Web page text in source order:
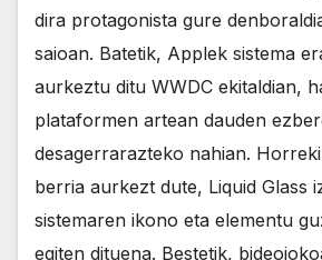
dira protagonista gure
saioan. Batetik, Applek sistema
aurkeztu ditu WWDC ekitaldian,
plataformen artean dauden
desagerrarazteko nahian.
berria aurkezt dute, Liquid Glass
sistemaren ikono eta elementu
egiten dituena. Bestetik,